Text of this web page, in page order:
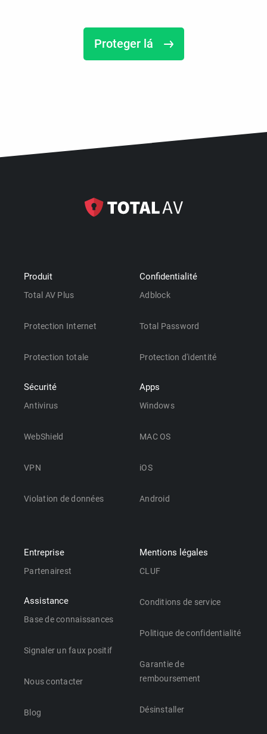
Proteger lá
Produit
Total AV Plus
Protection Internet
Protection totale
Sécurité
Antivirus
WebShield
VPN
Violation de données
Confidentialité
Adblock
Total Password
Protection d'identité
Apps
Windows
MAC OS
iOS
Android
Entreprise
Partenairest
Assistance
Base de connaissances
Signaler un faux positif
Nous contacter
Blog
Mentions légales
CLUF
Conditions de service
Politique de confidentialité
Garantie de
remboursement
Désinstaller